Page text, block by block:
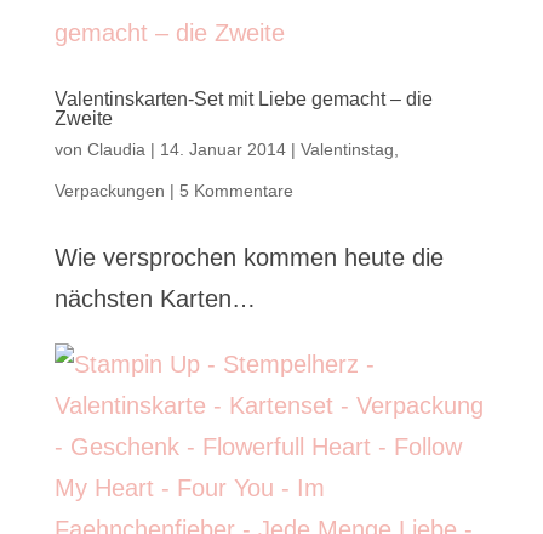
Valentinskarten-Set mit Liebe gemacht – die
Zweite
von Claudia | 14. Januar 2014| Valentinstag
Verpackungen | 5 Kommentare
Wie versprochen kommen heute die
nächsten Karten…